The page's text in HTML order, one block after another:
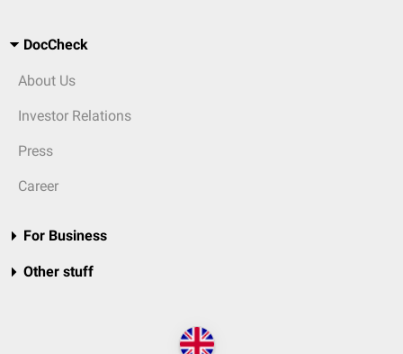
DocCheck
About Us
Investor Relations
Press
Career
For Business
Other stuff